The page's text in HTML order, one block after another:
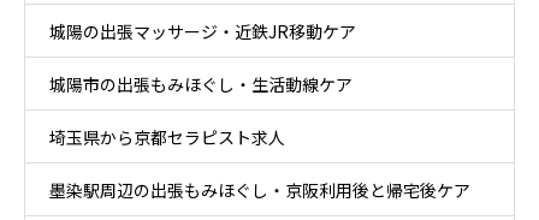
城陽の出張マッサージ・近鉄JR移動ケア
城陽市の出張もみほぐし・生活動線ケア
埼玉県から京都セラピスト求人
墨染駅周辺の出張もみほぐし・京阪利用後と帰宅後ケア